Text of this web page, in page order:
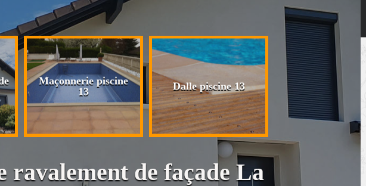
Maçonnerie piscine
13
Dalle piscine 13
Plaquiste pose
cloison et placo
ravalement de façade La